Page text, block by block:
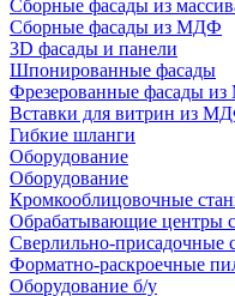
Сборные фасады из
Сборные фасады из МДФ
3D фасады и панели
Шпонированные фасады
Фрезерованные фасады
Вставки для витрин из
Гибкие шланги
Оборудование
Оборудование
Кромкооблицовочные
Обрабатывающие центры
Сверлильно-присадочные
Форматно-раскроечные
Оборудование б/у